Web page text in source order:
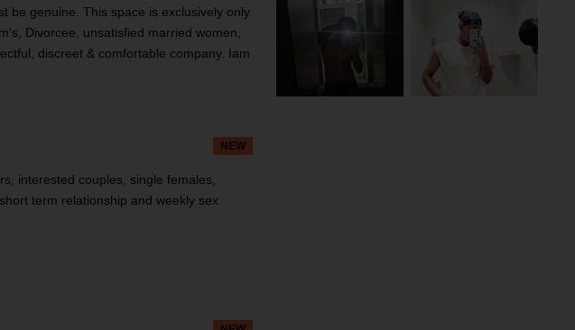
be genuine. This space is exclusively only
Divorcee, unsatisfied married women,
discreet & comfortable company. Iam
NEW
interested couples, single females,
term relationship and weekly sex